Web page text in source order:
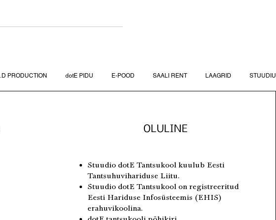
.D PRODUCTION dotE PIDU E-POOD SAALI RENT LAAGRID
OLULINE
Stuudio dotE Tantsukool kuulub Eesti
Tantsuhuvihariduse Liitu.
Stuudio dotE Tantsukool on registreeritud
Eesti Hariduse Infosüsteemis (EHIS)
erahuvikoolina.